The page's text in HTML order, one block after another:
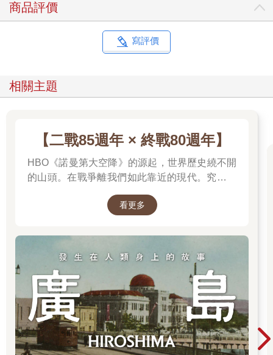
商品評價
寫評價
相關主題
【二戰85週年 × 終戰80週年】
HBO《諾曼第大空降》的源起，世界歷史繞不開
的山頭。在戰爭離我們如此靠近的現代。究竟是
後、影響至今的軍事衝突？我們站在世界和平的
理由。
看更多